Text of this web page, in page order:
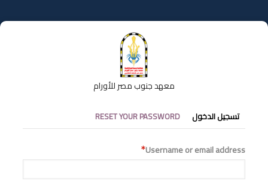
إلى
المحتوى
معهد جنوب مصر للأورام
التبويبات
الأساسية
تسجيل الدخول RESET YOUR PASSWORD
Username or email address